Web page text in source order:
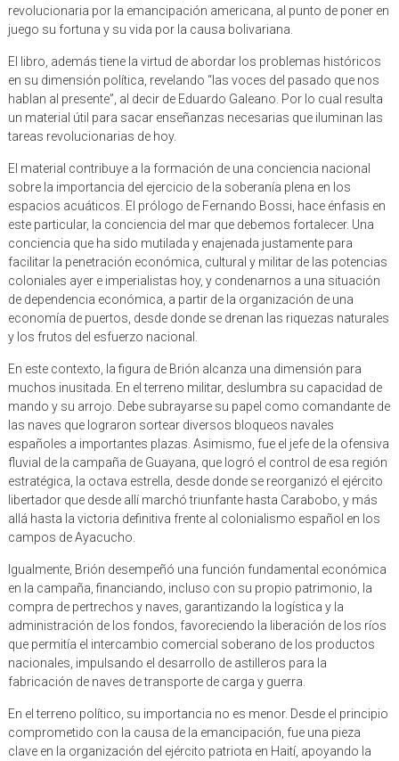
revolucionaria por la emancipación americana, al punto de poner en
juego su fortuna y su vida por la causa bolivariana.
El libro, además tiene la virtud de abordar los problemas históricos
en su dimensión política, revelando “las voces del pasado que nos
hablan al presente”, al decir de Eduardo Galeano. Por lo cual resulta
un material útil para sacar enseñanzas necesarias que iluminan las
tareas revolucionarias de hoy.
El material contribuye a la formación de una conciencia nacional
sobre la importancia del ejercicio de la soberanía plena en los
espacios acuáticos. El prólogo de Fernando Bossi, hace énfasis en
este particular, la conciencia del mar que debemos fortalecer. Una
conciencia que ha sido mutilada y enajenada justamente para
facilitar la penetración económica, cultural y militar de las potencias
coloniales ayer e imperialistas hoy, y condenarnos a una situación
de dependencia económica, a partir de la organización de una
economía de puertos, desde donde se drenan las riquezas naturales
y los frutos del esfuerzo nacional.
En este contexto, la figura de Brión alcanza una dimensión para
muchos inusitada. En el terreno militar, deslumbra su capacidad de
mando y su arrojo. Debe subrayarse su papel como comandante de
las naves que lograron sortear diversos bloqueos navales
españoles a importantes plazas. Asimismo, fue el jefe de la ofensiva
fluvial de la campaña de Guayana, que logró el control de esa región
estratégica, la octava estrella, desde donde se reorganizó el ejército
libertador que desde allí marchó triunfante hasta Carabobo, y más
allá hasta la victoria definitiva frente al colonialismo español en los
campos de Ayacucho.
Igualmente, Brión desempeñó una función fundamental económica
en la campaña, financiando, incluso con su propio patrimonio, la
compra de pertrechos y naves, garantizando la logística y la
administración de los fondos, favoreciendo la liberación de los ríos
que permitía el intercambio comercial soberano de los productos
nacionales, impulsando el desarrollo de astilleros para la
fabricación de naves de transporte de carga y guerra.
En el terreno político, su importancia no es menor. Desde el principio
comprometido con la causa de la emancipación, fue una pieza
clave en la organización del ejército patriota en Haití, apoyando la